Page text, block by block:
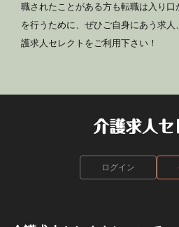
職されたことがある方も転職は入り
を行うために、ぜひご自身にあう求
護求人セレクトをご利用下さい！
ログイン